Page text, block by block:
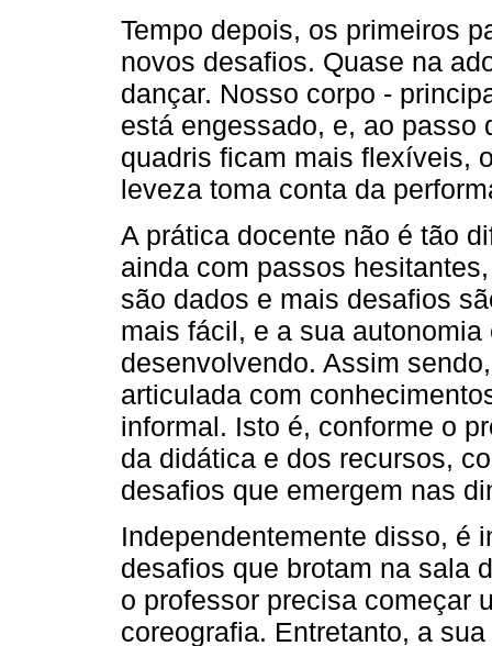
Tempo depois, os primeiros
novos desafios. Quase na
dançar. Nosso corpo -
está engessado, e, ao passo
quadris ficam mais flexíveis,
leveza toma conta da
A prática docente não é tão
ainda com passos
são dados e mais desafios
mais fácil, e a sua
desenvolvendo. Assim
articulada com
informal. Isto é, conforme o
da didática e dos recursos,
desafios que emergem nas
Independentemente disso, é
desafios que brotam na sala
o professor precisa começar
coreografia. Entretanto, a